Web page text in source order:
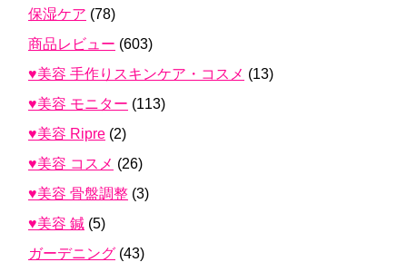
保湿ケア (78)
商品レビュー (603)
♥美容 手作りスキンケア・コスメ (13)
♥美容 モニター (113)
♥美容 Ripre (2)
♥美容 コスメ (26)
♥美容 骨盤調整 (3)
♥美容 鍼 (5)
ガーデニング (43)